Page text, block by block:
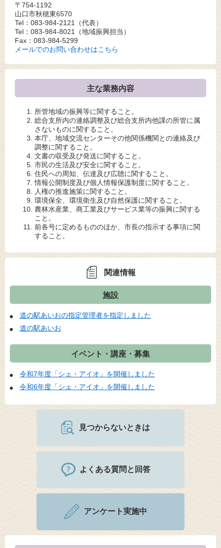
〒754-1192
山口市秋穂東6570
Tel：083-984-2121
（代表）
Tel：083-984-8021
（地域振興担当）
Fax：083-984-5299
メールでのお問い合わせはこちら
主な業務内容
所管地域の振興等に関すること。
総合支所内の連絡調整及び総合支所内他課の所管に属
さないものに関すること。
本庁、地域交流センターその他関係機関との連絡及び
調整に関すること。
文書の収受及び発送に関すること。
市民の生活及び安全に関すること。
住民への周知、伝達及び広聴に関すること。
情報公開制度及び個人情報保護制度に関すること。
人権の推進施策に関すること。
環境保全、環境衛生及び自然保護に関すること。
農林水産業、商工業及びサービス業等の振興に関する
こと。
前各号に定めるもののほか、市長の指示する事項に関
すること。
関連情報
施設
道の駅あいおの指定管理者を指定しました
道の駅あいお
イベント・講座・募集
令和7年度「シェ・アイオ」を開催しました
令和6年度「シェ・アイオ」を開催しました
見つからないときは
よくある質問と回答
アンケート実施中